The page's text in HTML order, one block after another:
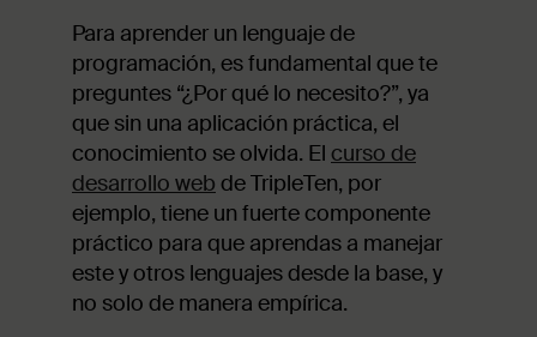
Para aprender un lenguaje de
programación, es fundamental que te
preguntes “¿Por qué lo necesito?”, ya
que sin una aplicación práctica, el
conocimiento se olvida. El curso de
desarrollo web de TripleTen, por
ejemplo, tiene un fuerte componente
práctico para que aprendas a manejar
este y otros lenguajes desde la base, y
no solo de manera empírica.